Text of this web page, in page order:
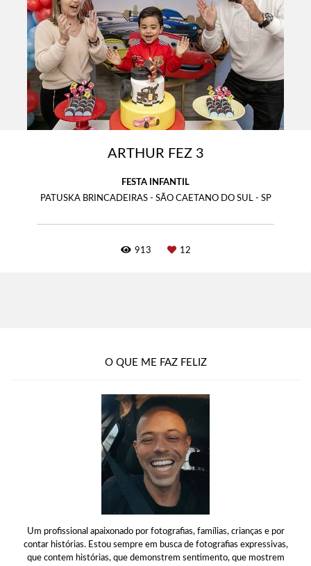
ARTHUR FEZ 3
FESTA INFANTIL
PATUSKA BRINCADEIRAS - SÃO CAETANO DO SUL - SP
913 12
O QUE ME FAZ FELIZ
Um profissional apaixonado por fotografias, famílias, crianças e por
contar histórias. Estou sempre em busca de fotografias expressivas,
que contem histórias, que demonstrem sentimento, que mostrem